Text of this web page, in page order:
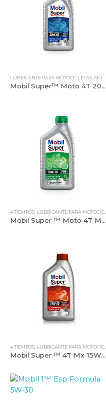
LUBRICANTE PARA MOTOCICLETAS MOBIL
Mobil Super™ Moto 4T 20W-50
4 TIEMPOS, LUBRICANTE PARA MOTOCICLETAS
Mobil Super ™ Moto 4T Mx 10W-30
4 TIEMPOS LUBRICANTE PARA MOTOCICLETAS
Mobil Super ™ 4T Mx 15W-50